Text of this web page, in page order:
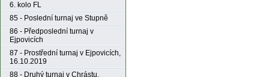
6. kolo FL
85 - Poslední turnaj ve Stupně
86 - Předposlední turnaj v
Ejpovicích
87 - Prostřední turnaj v Ejpovicích,
16.10.2019
88 - Druhý turnaj v Chrástu,